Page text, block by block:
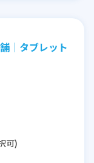
│タブレット
可)